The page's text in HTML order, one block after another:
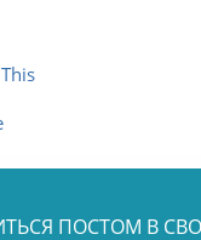
ПОСТОМ В